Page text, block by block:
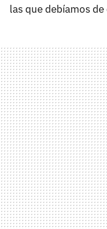
las que debíamos de